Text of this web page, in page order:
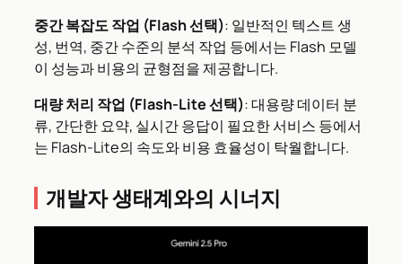
중간 복잡도 작업 (Flash 선택): 일반적인 텍스트 생
성, 번역, 중간 수준의 분석 작업 등에서는 Flash 모델
이 성능과 비용의 균형점을 제공합니다.
대량 처리 작업 (Flash-Lite 선택): 대용량 데이터 분
류, 간단한 요약, 실시간 응답이 필요한 서비스 등에서
는 Flash-Lite의 속도와 비용 효율성이 탁월합니다.
개발자 생태계와의 시너지